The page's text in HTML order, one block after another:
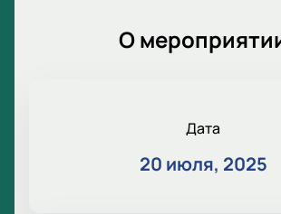
О
Дата
20 июля, 2025